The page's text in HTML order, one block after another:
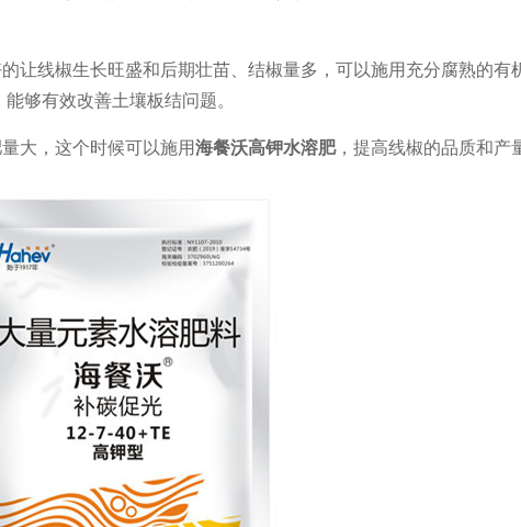
让线椒生长旺盛和后期壮苗、结椒量多，可以施用充分腐熟的有
够有效改善土壤板结问题。
大，这个时候可以施用海餐沃高钾水溶肥，提高线椒的品质和产